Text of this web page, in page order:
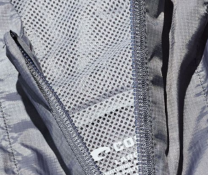
SIZES 1. WAIST 2. LENGTH 3. FRONT
30 35 1/2 20 11 7/8
32 36 1/2 20 1/4 11 7/8
34 37 1/2 20 1/2 12 1/8
36 39 1/2 21 12 7/8
38 41 1/2 21 1/2 13 1/8